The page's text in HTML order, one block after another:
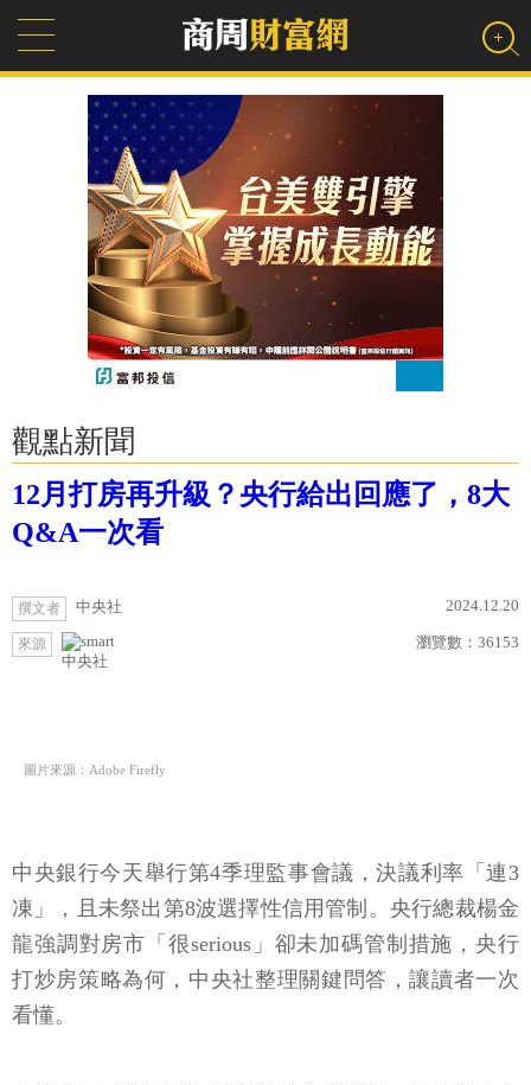
觀點新聞
12月打房再升級？央行給出回應了，8大
Q&A一次看
撰文者 中央社 2024.12.20
來源
中央社
瀏覽數： 36153
圖片來源：Adobe Firefly
中央銀行今天舉行第4季理監事會議，決議利率「連3
凍」，且未祭出第8波選擇性信用管制。央行總裁楊金
龍強調對房市「很serious」卻未加碼管制措施，央行
打炒房策略為何，中央社整理關鍵問答，讓讀者一次
看懂。